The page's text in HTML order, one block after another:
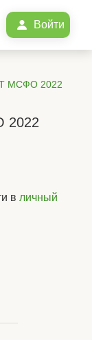
Войти
МСФО 2022
2022
в личный